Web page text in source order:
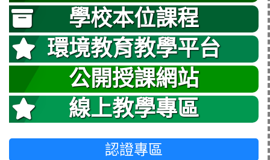
學校本位課程
環境教育教學平台
公開授課網站
線上教學專區
認證專區